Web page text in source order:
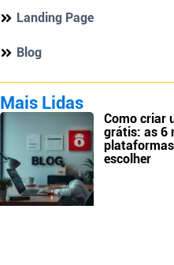
Landing Page
Blog
Mais Lidas
Como criar
grátis: as 6
escolher